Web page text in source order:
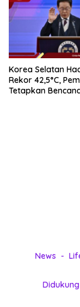
Korea Selatan
Rekor 42,5°C,
Tetapkan
News